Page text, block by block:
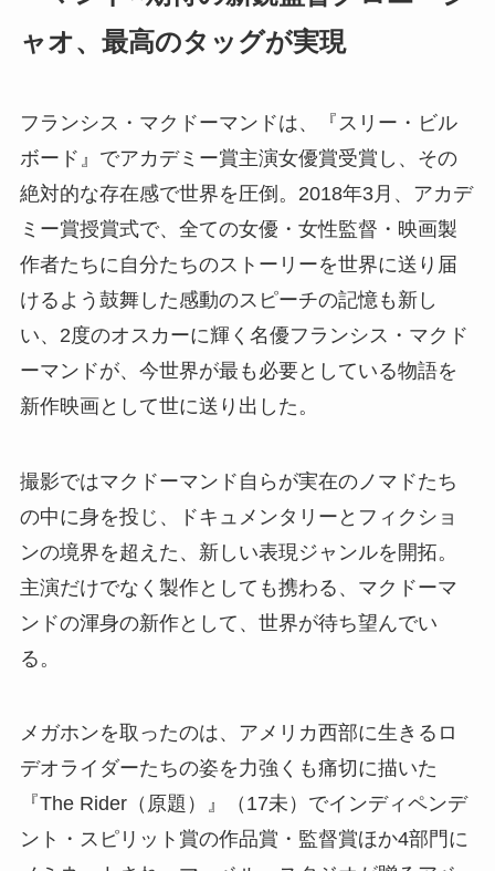
ャオ、最高のタッグが実現
フランシス・マクドーマンドは、『スリー・ビル
ボード』でアカデミー賞主演女優賞受賞し、その
絶対的な存在感で世界を圧倒。2018年3月、アカデ
ミー賞授賞式で、全ての女優・女性監督・映画製
作者たちに自分たちのストーリーを世界に送り届
けるよう鼓舞した感動のスピーチの記憶も新し
い、2度のオスカーに輝く名優フランシス・マクド
ーマンドが、今世界が最も必要としている物語を
新作映画として世に送り出した。
撮影ではマクドーマンド自らが実在のノマドたち
の中に身を投じ、ドキュメンタリーとフィクショ
ンの境界を超えた、新しい表現ジャンルを開拓。
主演だけでなく製作としても携わる、マクドーマ
ンドの渾身の新作として、世界が待ち望んでい
る。
メガホンを取ったのは、アメリカ西部に生きるロ
デオライダーたちの姿を力強くも痛切に描いた
『The Rider（原題）』（17未）でインディペンデ
ント・スピリット賞の作品賞・監督賞ほか4部門に